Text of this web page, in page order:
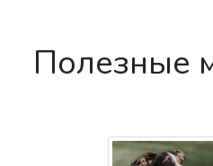
Полезные